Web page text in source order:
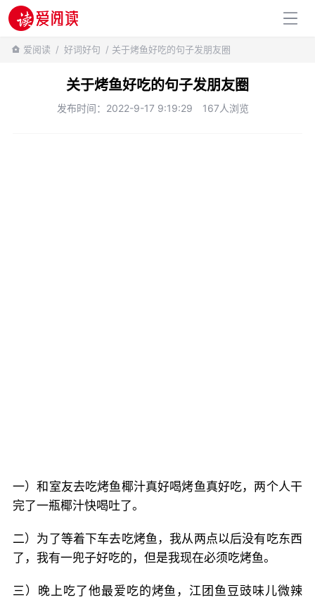
百科知识
爱阅读 / 好词好句 / 关于烤鱼好吃的句子发朋友圈
关于烤鱼好吃的句子发朋友圈
发布时间：2022-9-17 9:19:29 167人浏览
一）和室友去吃烤鱼椰汁真好喝烤鱼真好吃，两个人干
完了一瓶椰汁快喝吐了。
二）为了等着下车去吃烤鱼，我从两点以后没有吃东西
了，我有一兜子好吃的，但是我现在必须吃烤鱼。
三）晚上吃了他最爱吃的烤鱼，江团鱼豆豉味儿微辣